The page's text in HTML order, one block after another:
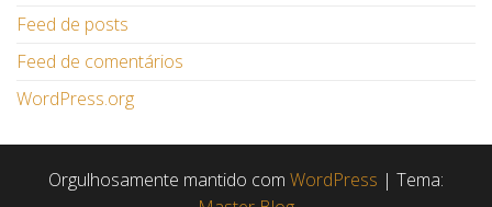
Feed de posts
Feed de comentários
WordPress.org
Orgulhosamente mantido com WordPress | Tema: